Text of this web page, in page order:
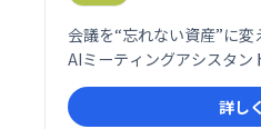
会議を“忘れない資産”に
AIミーティングアシスタン
詳し